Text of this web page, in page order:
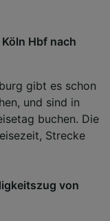
Hbf nach
gibt es schon
und sind in
buchen. Die
Strecke
von